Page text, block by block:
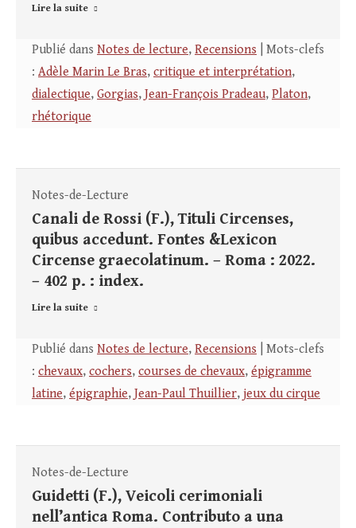
Lire la suite
Publié dans Notes de lecture, Recensions | Mots-clefs
: Adèle Marin Le Bras, critique et interprétation,
dialectique, Gorgias, Jean-François Pradeau, Platon,
rhétorique
Notes-de-Lecture
Canali de Rossi (F.), Tituli Circenses,
quibus accedunt. Fontes &Lexicon
Circense graecolatinum. – Roma : 2022.
– 402 p. : index.
Lire la suite
Publié dans Notes de lecture, Recensions | Mots-clefs
: chevaux, cochers, courses de chevaux, épigramme
latine, épigraphie, Jean-Paul Thuillier, jeux du cirque
Notes-de-Lecture
Guidetti (F.), Veicoli cerimoniali
nell’antica Roma. Contributo a una